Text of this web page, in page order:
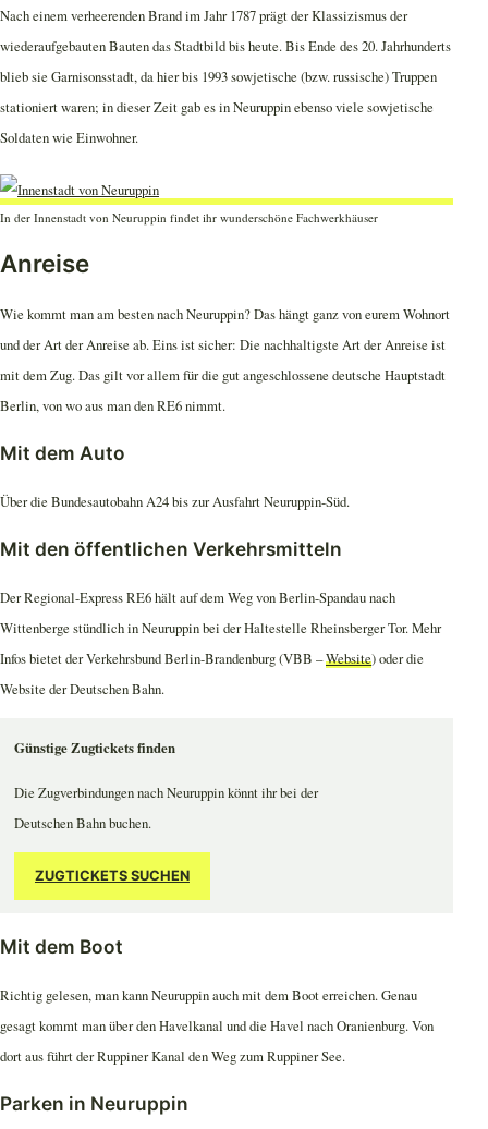
Nach einem verheerenden Brand im Jahr 1787 prägt der Klassizismus der
wiederaufgebauten Bauten das Stadtbild bis heute. Bis Ende des 20. Jahrhunderts
blieb sie Garnisonsstadt, da hier bis 1993 sowjetische (bzw. russische) Truppen
stationiert waren; in dieser Zeit gab es in Neuruppin ebenso viele sowjetische
Soldaten wie Einwohner.
In der Innenstadt von Neuruppin findet ihr wunderschöne Fachwerkhäuser
Anreise
Wie kommt man am besten nach Neuruppin? Das hängt ganz von eurem Wohnort
und der Art der Anreise ab. Eins ist sicher: Die nachhaltigste Art der Anreise ist
mit dem Zug. Das gilt vor allem für die gut angeschlossene deutsche Hauptstadt
Berlin, von wo aus man den RE6 nimmt.
Mit dem Auto
Über die Bundesautobahn A24 bis zur Ausfahrt Neuruppin-Süd.
Mit den öffentlichen Verkehrsmitteln
Der Regional-Express RE6 hält auf dem Weg von Berlin-Spandau nach
Wittenberge stündlich in Neuruppin bei der Haltestelle Rheinsberger Tor. Mehr
Infos bietet der Verkehrsbund Berlin-Brandenburg (VBB –Website) oder die
Website der Deutschen Bahn.
Günstige Zugtickets finden
Die Zugverbindungen nach Neuruppin könnt ihr bei der
Deutschen Bahn buchen.
ZUGTICKETS SUCHEN
Mit dem Boot
Richtig gelesen, man kann Neuruppin auch mit dem Boot erreichen. Genau
gesagt kommt man über den Havelkanal und die Havel nach Oranienburg. Von
dort aus führt der Ruppiner Kanal den Weg zum Ruppiner See.
Parken in Neuruppin